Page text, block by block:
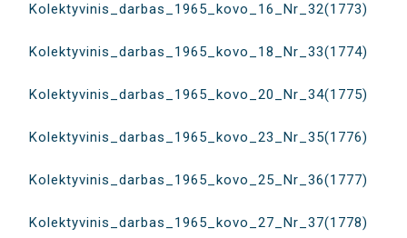
Kolektyvinis_darbas_1965_kovo_16_Nr_32(1773)
Kolektyvinis_darbas_1965_kovo_18_Nr_33(1774)
Kolektyvinis_darbas_1965_kovo_20_Nr_34(1775)
Kolektyvinis_darbas_1965_kovo_23_Nr_35(1776)
Kolektyvinis_darbas_1965_kovo_25_Nr_36(1777)
Kolektyvinis_darbas_1965_kovo_27_Nr_37(1778)